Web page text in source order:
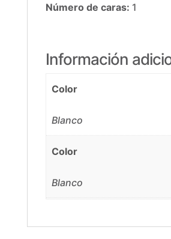
Número de caras: 1
Información
Color
Blanco
Color
Blanco